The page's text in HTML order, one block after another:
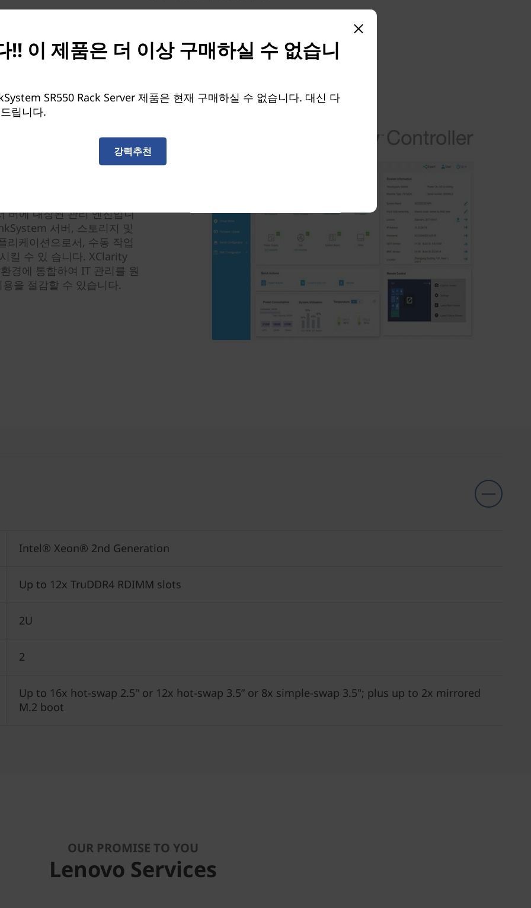
버에 내장된 관리 엔진입니
서버, 스토리지 및
리케이션으로서, 수동 작업
킬 수 있 습니다. XClarity
경에 통합하여 IT 관리를 원
을 절감할 수 있습니다.
Intel® Xeon® 2nd Generation
Up to 12x TruDDR4 RDIMM slots
2U
2
Up to 16x hot-swap 2.5" or 12x hot-swap 3.5” or 8x simple-swap 3.5"; plus up to 2x mirrored
M.2 boot
OUR PROMISE TO YOU
Lenovo Services
!! 이 제품은 더 이상 구매하실 수 없습니
SR550 Rack Server 제품은 현재 구매하실 수 없습니다. 대신 다
립니다.
강력추천